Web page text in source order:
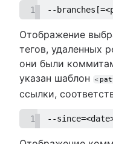
1 --
Отображение
тегов, удаленных
они были
указан шаблон
＜
ссылки,
1 --